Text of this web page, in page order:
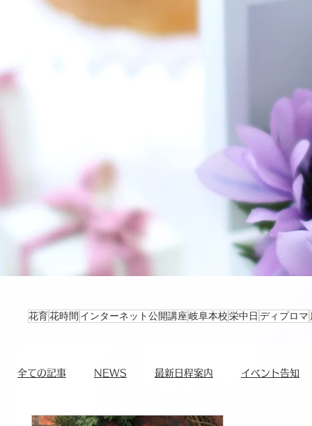
花育花時間 インターネット公開講座岐阜本校栄中日 ディプロマ
全ての記事 NEWS 最新日程案内 イベント告知